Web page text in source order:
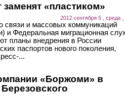
«пластиком»
2012 сентября 5 , среда ,
связи и массовых коммуникаций
и Федеральная миграционная
планы внедрения в России
паспортов нового поколения,
...
«Боржоми» в